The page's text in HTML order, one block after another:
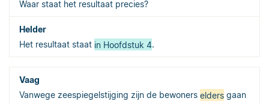
Waar staat het resultaat precies?
Het resultaat staat in Hoofdstuk 4.
Vanwege zeespiegelstijging zijn de bewoners elders gaan